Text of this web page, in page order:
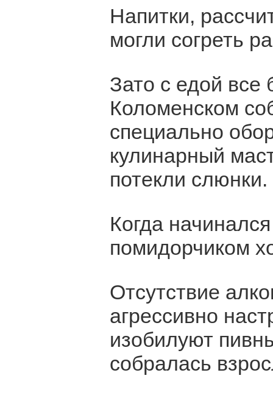
Напитки,
могли согреть
Зато с едой
Коломенском
специально
кулинарный
потекли слюнки.
Когда
помидорчиком
Отсутствие
агрессивно
изобилуют
собралась